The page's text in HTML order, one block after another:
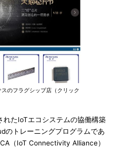
のフラグシップ店（クリック
たIoTエコシステムの協働構築
のトレーニングプログラムであ
（IoT Connectivity Alliance）